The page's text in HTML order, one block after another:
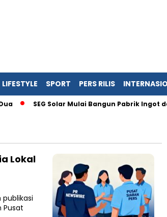
LIFESTYLE SPORT PERS RILIS
SEG Solar Mulai Bangun Pabrik Ingot
Lokal
Pusat